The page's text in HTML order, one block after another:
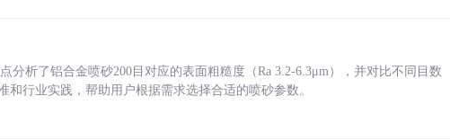
分析了铝合金喷砂200目对应的表面粗糙度（Ra 3.2-6.3μm），并对比不同目数
和行业实践，帮助用户根据需求选择合适的喷砂参数。